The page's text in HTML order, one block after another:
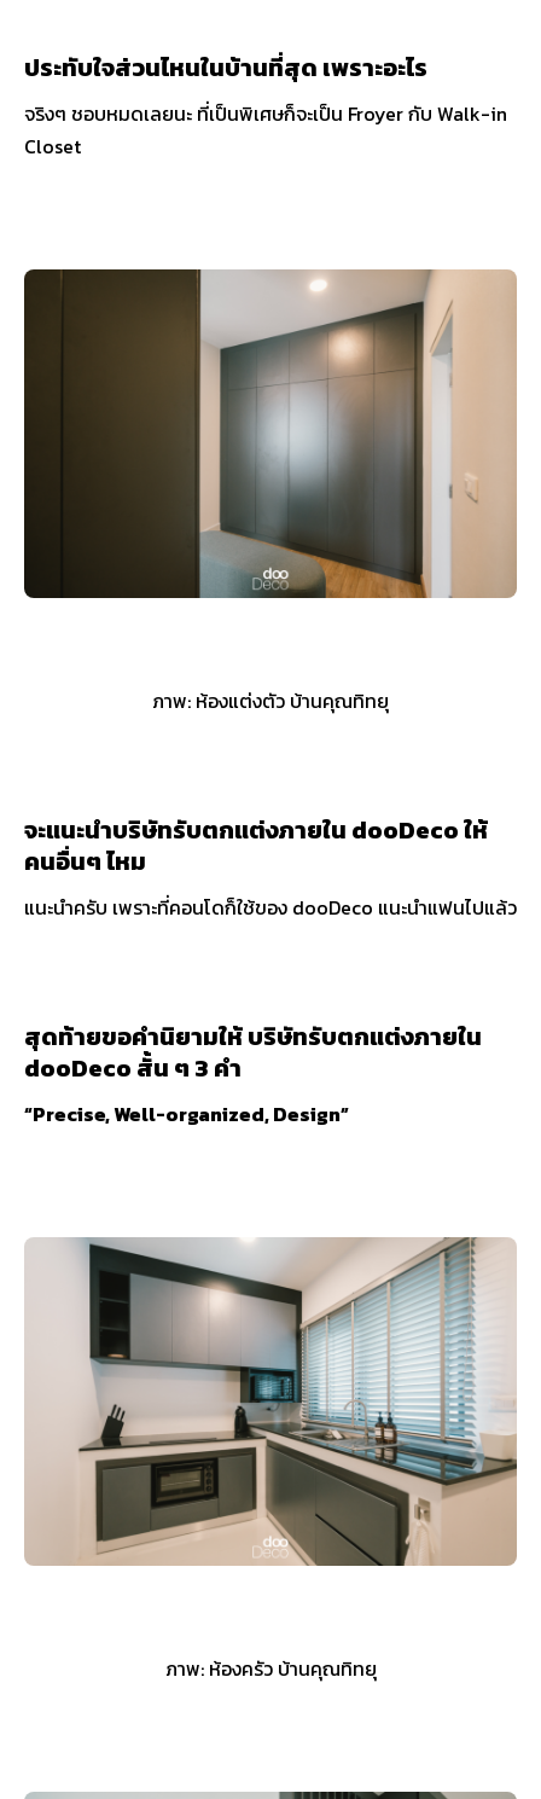
ประทับใจส่วนไหนในบ้านที่สุด เพราะอะไร
จริงๆ ชอบหมดเลยนะ ที่เป็นพิเศษก็จะเป็น Froyer กับ Walk-in
Closet
ภาพ: ห้องแต่งตัว บ้านคุณทิทยุ
จะแนะนำบริษัทรับตกแต่งภายใน dooDeco ให้
คนอื่นๆ ไหม
แนะนำครับ เพราะที่คอนโดก็ใช้ของ dooDeco แนะนำแฟนไปแล้ว
สุดท้ายขอคำนิยามให้ บริษัทรับตกแต่งภายใน
dooDeco สั้น ๆ 3 คำ
“Precise, Well-organized, Design”
ภาพ: ห้องครัว บ้านคุณทิทยุ